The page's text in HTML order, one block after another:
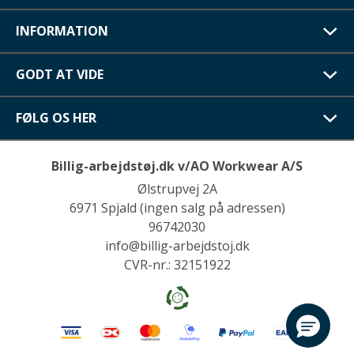
INFORMATION
GODT AT VIDE
FØLG OS HER
Billig-arbejdstøj.dk v/AO Workwear A/S
Ølstrupvej 2A
6971 Spjald (ingen salg på adressen)
96742030
info@billig-arbejdstoj.dk
CVR-nr.: 32151922